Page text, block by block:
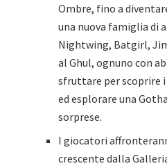
Ombre, fino a
una nuova famiglia di
Nightwing, Batgirl,
al Ghul, ognuno con
sfruttare per scoprire
ed esplorare una
sorprese.
I giocatori
crescente dalla